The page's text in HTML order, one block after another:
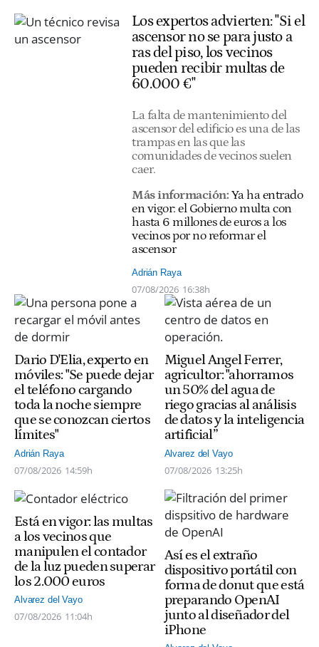
Los expertos advierten: "Si el
ascensor no se para justo a
ras del piso, los vecinos
pueden recibir multas de
60.000 €"
La falta de mantenimiento del
ascensor del edificio es una de las
trampas en las que las
comunidades de vecinos suelen
caer.
Más información: Ya ha entrado
en vigor: el Gobierno multa con
hasta 6 millones de euros a los
vecinos por no reformar el
ascensor
Adrián Raya
07/08/2026 16:38h
Dario D'Elia, experto en
móviles: "Se puede dejar
el teléfono cargando
toda la noche siempre
que se conozcan ciertos
límites"
Adrián Raya
07/08/2026 14:59h
Miguel Angel Ferrer,
agricultor: "ahorramos
un 50% del agua de
riego gracias al análisis
de datos y la inteligencia
artificial”
Alvarez del Vayo
07/08/2026 13:25h
Está en vigor: las multas
a los vecinos que
manipulen el contador
de la luz pueden superar
los 2.000 euros
Alvarez del Vayo
07/08/2026 11:04h
Así es el extraño
dispositivo portátil con
forma de donut que está
preparando OpenAI
junto al diseñador del
iPhone